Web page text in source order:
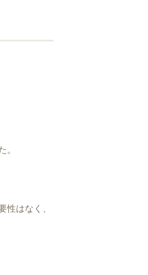
はなく、